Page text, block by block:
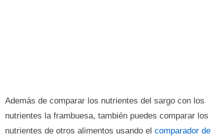
Además de comparar los nutrientes del sargo con los
nutrientes la frambuesa, también puedes comparar los
nutrientes de otros alimentos usando el comparador de